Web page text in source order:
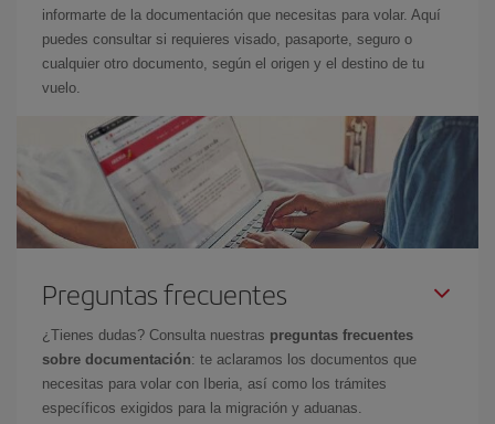
informarte de la documentación que necesitas para volar. Aquí
puedes consultar si requieres visado, pasaporte, seguro o
cualquier otro documento, según el origen y el destino de tu
vuelo.
Preguntas frecuentes
¿Tienes dudas? Consulta nuestras preguntas frecuentes
sobre documentación: te aclaramos los documentos que
necesitas para volar con Iberia, así como los trámites
específicos exigidos para la migración y aduanas.